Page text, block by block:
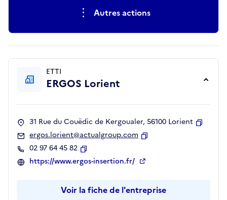
Autres actions
ETTI
ERGOS Lorient
31 Rue du Couëdic de Kergoualer, 56100 Lorient
ergos.lorient@actualgroup.com
02 97 64 45 82
Copier
https://www.ergos-insertion.fr/
Voir la fiche de l'entreprise